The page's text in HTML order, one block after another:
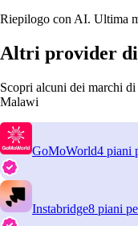
Riepilogo con AI. Ultima
Altri provider
Scopri alcuni dei marchi
Malawi
GoMoWorld4 piani
Instabridge8 piani